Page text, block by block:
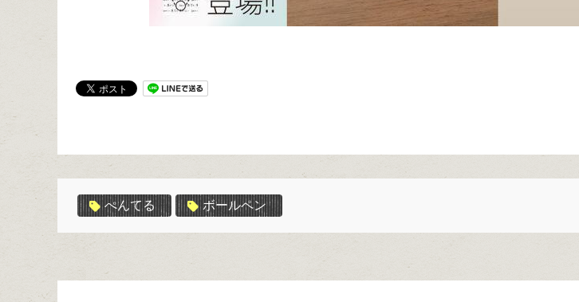
ぺんてる ボールペン